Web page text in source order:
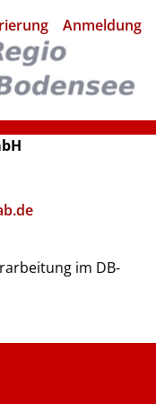
Anmeldung
im DB-